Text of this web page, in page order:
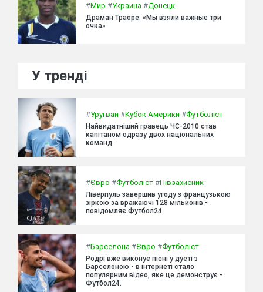
#Мир #Украина #Донецк
Драман Траоре: «Мы взяли важные три
очка»
У тренді
#Уругвай #Кубок Америки #Футболіст
Найвидатніший гравець ЧС-2010 став
капітаном одразу двох національних
команд.
#Євро #Футболіст #Півзахисник
Ліверпуль завершив угоду з французькою
зіркою за вражаючі 128 мільйонів -
повідомляє Футбол24.
#Барселона #Євро #Футболіст
Родрі вже виконує пісні у дуеті з
Барселоною - в інтернеті стало
популярним відео, яке це демонструє -
Футбол24.